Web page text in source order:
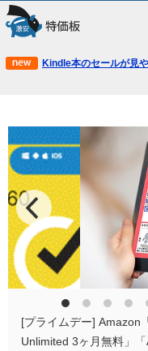
Kindle本のセールが見
[プライムデー] Amazon
Unlimited 3ヶ月無料」